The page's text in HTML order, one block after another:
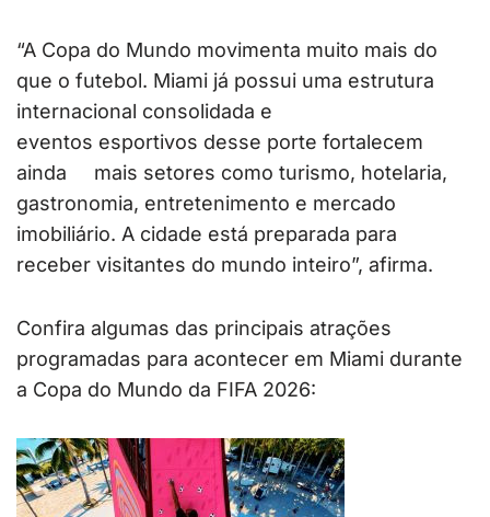
“A Copa do Mundo movimenta muito mais do
que o futebol. Miami já possui uma estrutura
internacional consolidada e
eventos esportivos desse porte fortalecem
ainda mais setores como turismo, hotelaria,
gastronomia, entretenimento e mercado
imobiliário. A cidade está preparada para
receber visitantes do mundo inteiro”, afirma.
Confira algumas das principais atrações
programadas para acontecer em Miami durante
a Copa do Mundo da FIFA 2026: